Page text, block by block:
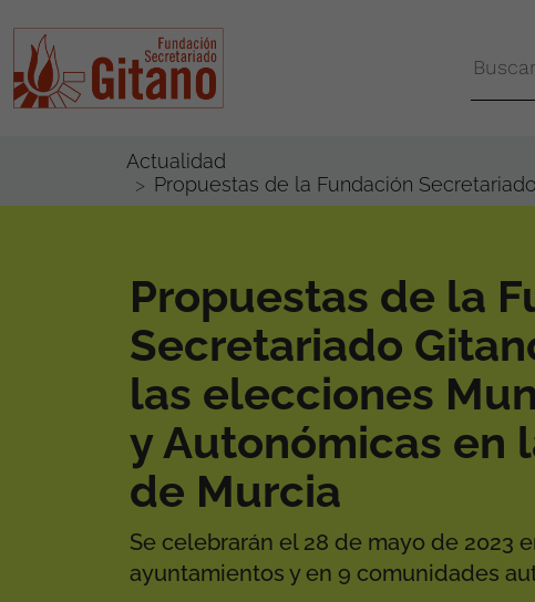
Actualidad
Propuestas de la Fundación
Propuestas de la
Secretariado
las elecciones
y Autonómicas en
de Murcia
Se celebrarán el 28 de mayo de 2023
ayuntamientos y en 9 comunidades